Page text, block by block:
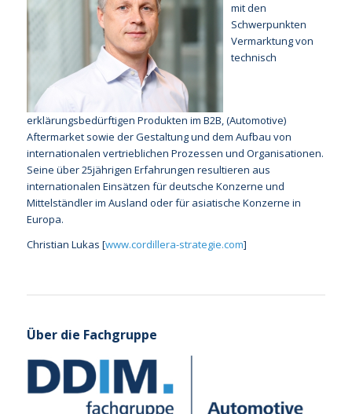
mit den
Schwerpunkten
Vermarktung von
technisch
erklärungsbedürftigen Produkten im B2B, (Automotive)
Aftermarket sowie der Gestaltung und dem Aufbau von
internationalen vertrieblichen Prozessen und Organisationen.
Seine über 25jährigen Erfahrungen resultieren aus
internationalen Einsätzen für deutsche Konzerne und
Mittelständler im Ausland oder für asiatische Konzerne in
Europa.
Christian Lukas [www.cordillera-strategie.com]
Über die Fachgruppe